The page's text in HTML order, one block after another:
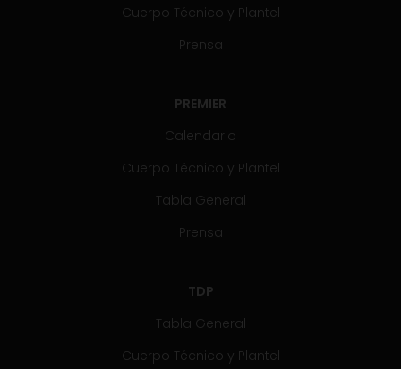
Cuerpo Técnico y Plantel
Prensa
PREMIER
Calendario
Cuerpo Técnico y Plantel
Tabla General
Prensa
TDP
Tabla General
Cuerpo Técnico y Plantel